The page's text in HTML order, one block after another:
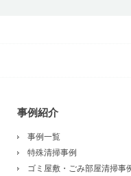
事例紹介
事例一覧
特殊清掃事例
ゴミ屋敷・ごみ部屋清掃事